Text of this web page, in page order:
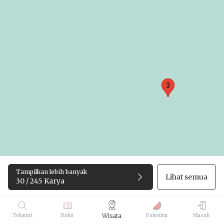
3
3
3
Tampilkan lebih banyak
30 / 245 Karya Lihat semua
Telusuri Buku Wisata Palestina Masuk